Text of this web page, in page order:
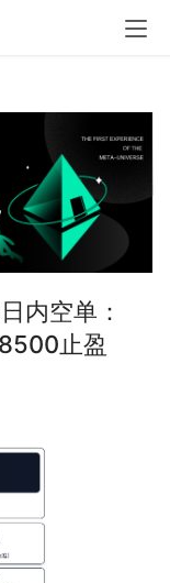
内空单：
止盈